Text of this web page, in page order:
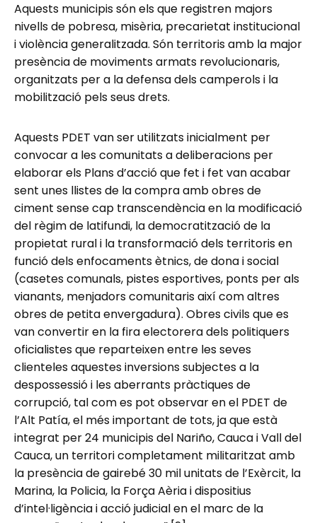
Aquests municipis són els que registren majors
nivells de pobresa, misèria, precarietat institucional
i violència generalitzada. Són territoris amb la major
presència de moviments armats revolucionaris,
organitzats per a la defensa dels camperols i la
mobilització pels seus drets.
Aquests PDET van ser utilitzats inicialment per
convocar a les comunitats a deliberacions per
elaborar els Plans d’acció que fet i fet van acabar
sent unes llistes de la compra amb obres de
ciment sense cap transcendència en la modificació
del règim de latifundi, la democratització de la
propietat rural i la transformació dels territoris en
funció dels enfocaments ètnics, de dona i social
(casetes comunals, pistes esportives, ponts per als
vianants, menjadors comunitaris així com altres
obres de petita envergadura). Obres civils que es
van convertir en la fira electorera dels politiquers
oficialistes que reparteixen entre les seves
clienteles aquestes inversions subjectes a la
despossessió i les aberrants pràctiques de
corrupció, tal com es pot observar en el PDET de
l’Alt Patía, el més important de tots, ja que està
integrat per 24 municipis del Nariño, Cauca i Vall del
Cauca, un territori completament militaritzat amb
la presència de gairebé 30 mil unitats de l’Exèrcit, la
Marina, la Policia, la Força Aèria i dispositius
d’intel·ligència i acció judicial en el marc de la